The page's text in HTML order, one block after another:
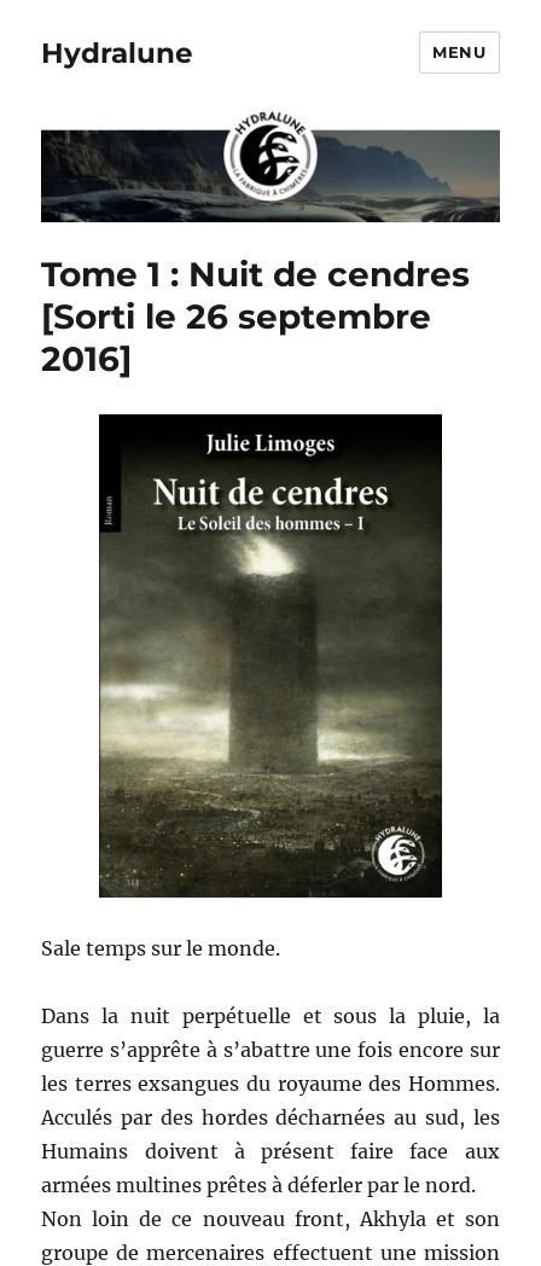
Hydralune MENU
Tome 1 : Nuit de cendres
[Sorti le 26 septembre
2016]
Sale temps sur le monde.
Dans la nuit perpétuelle et sous la pluie, la
guerre s’apprête à s’abattre une fois encore sur
les terres exsangues du royaume des Hommes.
Acculés par des hordes décharnées au sud, les
Humains doivent à présent faire face aux
armées multines prêtes à déferler par le nord.
Non loin de ce nouveau front, Akhyla et son
groupe de mercenaires effectuent une mission